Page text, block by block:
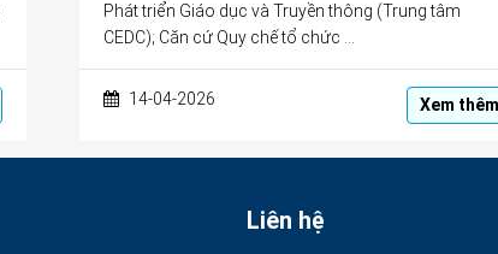
Phát triển Giáo dục và Truyền thông (Trung tâm
CEDC); Căn cứ Quy chế tổ chức …
14-04-2026 Xem thêm
Liên hệ